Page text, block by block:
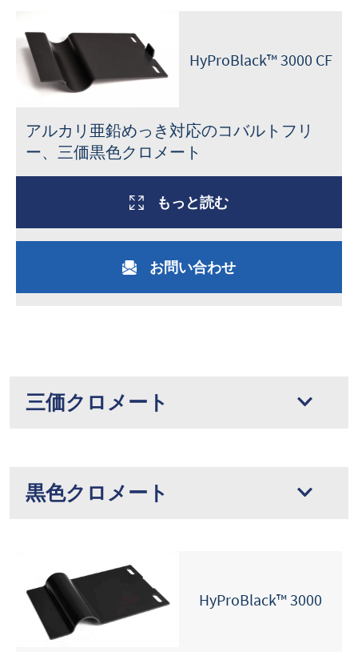
HyProBlack™ 3000 CF
アルカリ亜鉛めっき対応のコバルトフリ
ー、三価黒色クロメート
もっと読む
お問い合わせ
三価クロメート
黒色クロメート
HyProBlack™ 3000